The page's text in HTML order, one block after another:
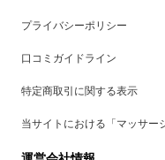
プライバシーポリシー
口コミガイドライン
特定商取引に関する表示
当サイトにおける「マッサー